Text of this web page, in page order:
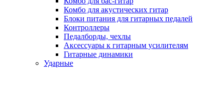
Комбо для акустических гитар
Блоки питания для гитарных педалей
Контроллеры
Педалборды, чехлы
Аксеcсуары к гитарным усилителям
Гитарные динамики
Ударные